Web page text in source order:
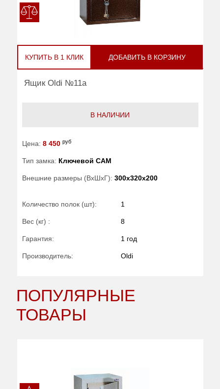
КУПИТЬ В 1 КЛИК ДОБАВИТЬ В КОРЗИНУ
Ящик Oldi №11a
В НАЛИЧИИ
Цена: 8 450 руб
Тип замка: Ключевой САМ
Внешние размеры (ВхШхГ): 300x320x200
Количество полок (шт): 1
Вес (кг) : 8
Гарантия: 1 год
Производитель: Oldi
ПОПУЛЯРНЫЕ
ТОВАРЫ